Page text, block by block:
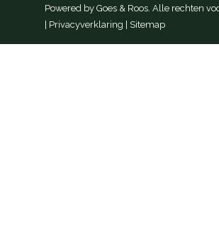
Powered by Goes & Roos. Alle rechten
Privacyverklaring Sitemap